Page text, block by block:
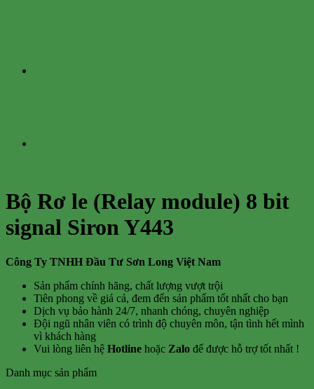
Bộ Rơ le (Relay module) 8 bit
signal Siron Y443
Công Ty TNHH Đầu Tư Sơn Long Việt Nam
Sản phẩm chính hãng, chất lượng vượt trội
Tiên phong về giá cả, đem đến sản phẩm tốt nhất cho bạn
Dịch vụ bảo hành 24/7, nhanh chóng, chuyên nghiệp
Đội ngũ nhân viên có trình độ chuyên môn, tận tình hết mình
vì khách hàng
Vui lòng liên hệ Hotline hoặc Zalo để được hỗ trợ tốt nhất !
Danh mục sản phẩm